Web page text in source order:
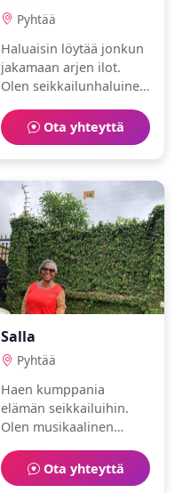
Pyhtää
Haluaisin löytää jonkun
jakamaan arjen ilot.
Olen seikkailunhaluinen
saliharjoittelu ja vaellus.
Ota yhteyttä
Salla
Pyhtää
Haen kumppania
elämän seikkailuihin.
Olen musikaalinen
nauttii musiikki ja
ravintolat.
Ota yhteyttä